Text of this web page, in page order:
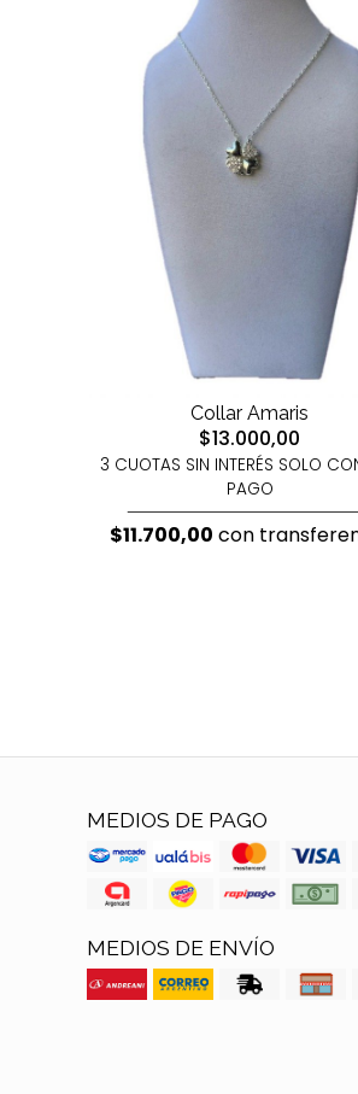
Collar Amaris
$13.000,00
3 CUOTAS SIN INTERÉS SOLO
PAGO
$11.700,00 con
MEDIOS DE PAGO
MEDIOS DE ENVÍO